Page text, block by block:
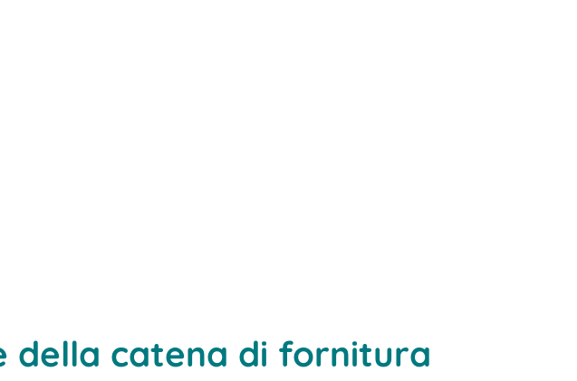
della catena di fornitura